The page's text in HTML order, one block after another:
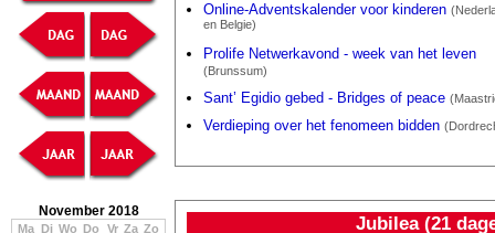
November 2018
Ma Di Wo Do Vr Za Zo
Online-Adventskalender voor kinderen
en Belgie)
Prolife Netwerkavond - week van het leven
(Brunssum)
Sant’ Egidio gebed - Bridges of peace
Verdieping over het fenomeen bidden
Jubilea (21